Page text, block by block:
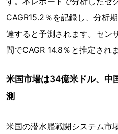
CAGR15.2％を記録し、分析
達すると予測されます。セン
間でCAGR 14.8％と推定されま
米国市場は34億米ドル、中
測
米国の潜水艦戦闘システム